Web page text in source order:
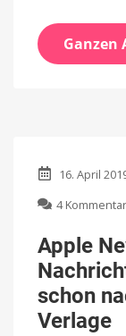
Ganzen
16. April
4
Apple
schon
Verlage